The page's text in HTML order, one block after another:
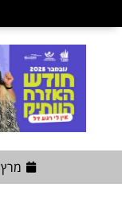
מרץ 12, 2026